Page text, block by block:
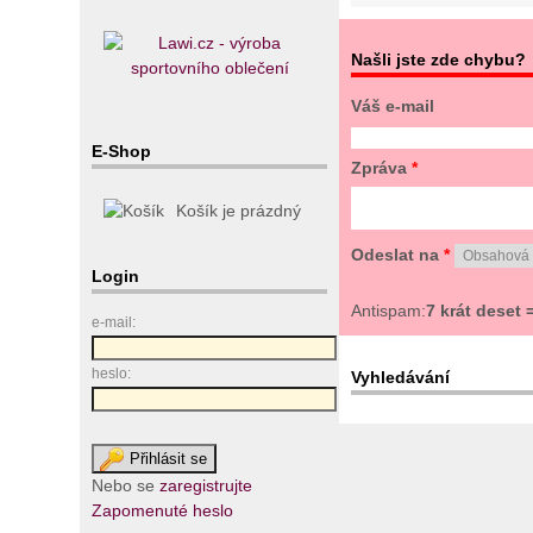
E-Shop
Košík je prázdný
Login
e-mail:
heslo:
Nebo sezaregistrujte
Zapomenuté heslo
Našli jste zde chybu?
Váš e-mail
Zpráva *
Odeslat na *
Antispam:7 krát deset
Vyhledávání